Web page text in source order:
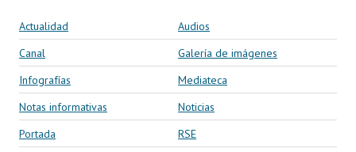
Actualidad
Audios
Canal
Galería de imágenes
Infografías
Mediateca
Notas informativas
Noticias
Portada
RSE